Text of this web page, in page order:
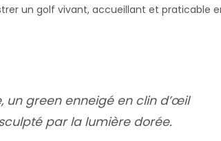
un golf vivant, accueillant et praticable
green enneigé en clin d’œil
par la lumière dorée.